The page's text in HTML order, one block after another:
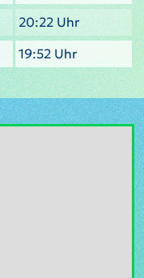
20:22 Uhr
19:52 Uhr